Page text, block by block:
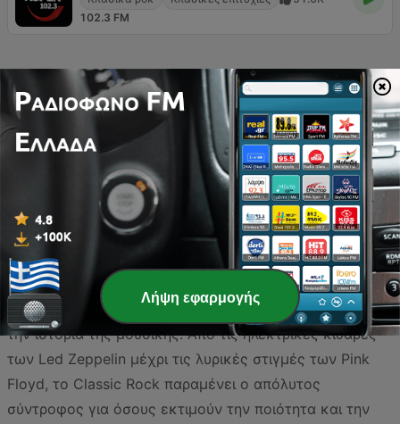
102.3 FM
Η Classic Rock μουσική στην Ελλάδα αποτελεί έναν
από τους πιο αγαπημένους και διαχρονικούς ήχους,
συνδέοντας διαφορετικές γενιές μέσα από τις
εμβληματικές μελωδίες των δεκαετιών του '60, '70 και
'80. Η εγχώρια ραδιοφωνική σκηνή έχει αγκαλιάσει
πλήρως αυτό το είδος, προσφέροντας στους ακροατές
μια πλούσια ποικιλία από σταθμούς που μεταδίδουν
καθημερινά τις μεγαλύτερες επιτυχίες που σφράγισαν
την ιστορία της μουσικής. Από τις ηλεκτρικές κιθάρες
των Led Zeppelin μέχρι τις λυρικές στιγμές των Pink
Floyd, το Classic Rock παραμένει ο απόλυτος
σύντροφος για όσους εκτιμούν την ποιότητα και την
Λήψη εφαρμογής